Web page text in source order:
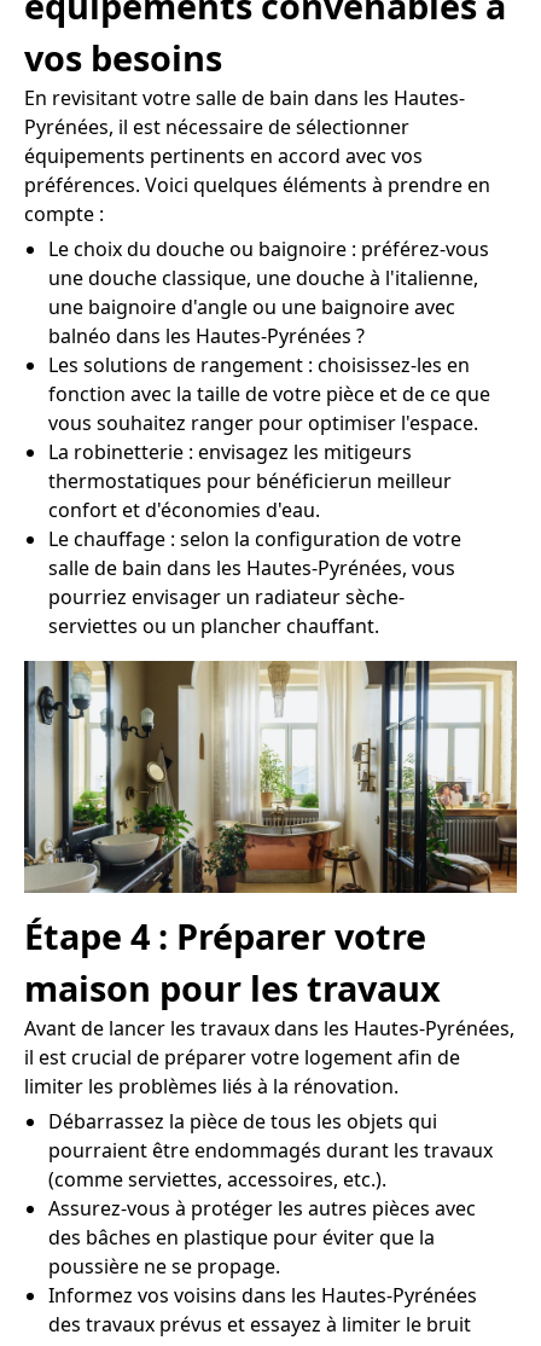
vos besoins
En revisitant votre salle de bain dans les Hautes-
Pyrénées, il est nécessaire de sélectionner
équipements pertinents en accord avec vos
préférences. Voici quelques éléments à prendre en
compte :
Le choix du douche ou baignoire : préférez-vous
une douche classique, une douche à l'italienne,
une baignoire d'angle ou une baignoire avec
balnéo dans les Hautes-Pyrénées ?
Les solutions de rangement : choisissez-les en
fonction avec la taille de votre pièce et de ce que
vous souhaitez ranger pour optimiser l'espace.
La robinetterie : envisagez les mitigeurs
thermostatiques pour bénéficierun meilleur
confort et d'économies d'eau.
Le chauffage : selon la configuration de votre
salle de bain dans les Hautes-Pyrénées, vous
pourriez envisager un radiateur sèche-
serviettes ou un plancher chauffant.
Étape 4 : Préparer votre
maison pour les travaux
Avant de lancer les travaux dans les Hautes-Pyrénées,
il est crucial de préparer votre logement afin de
limiter les problèmes liés à la rénovation.
Débarrassez la pièce de tous les objets qui
pourraient être endommagés durant les travaux
(comme serviettes, accessoires, etc.).
Assurez-vous à protéger les autres pièces avec
des bâches en plastique pour éviter que la
poussière ne se propage.
Informez vos voisins dans les Hautes-Pyrénées
des travaux prévus et essayez à limiter le bruit